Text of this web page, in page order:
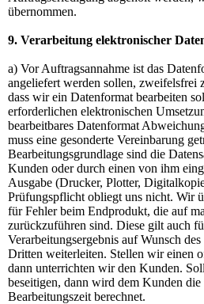
übernommen.
9. Verarbeitung elektronischer
a) Vor Auftragsannahme ist das
angeliefert werden sollen, zweifelsfrei
dass wir ein Datenformat bearbeiten
erforderlichen elektronischen
bearbeitbares Datenformat
muss eine gesonderte Vereinbarung
Bearbeitungsgrundlage sind die
Kunden oder durch einen von ihm
Ausgabe (Drucker, Plotter,
Prüfungspflicht obliegt uns nicht. Wir
für Fehler beim Endprodukt, die auf
zurückzuführen sind. Diese gilt auch
Verarbeitungsergebnis auf Wunsch
Dritten weiterleiten. Stellen wir einen
dann unterrichten wir den Kunden.
beseitigen, dann wird dem Kunden
Bearbeitungszeit berechnet.